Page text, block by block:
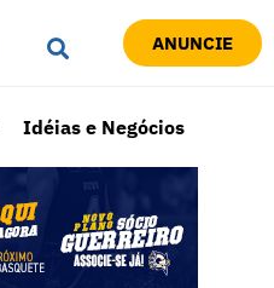
ANUNCIE
Idéias e Negócios